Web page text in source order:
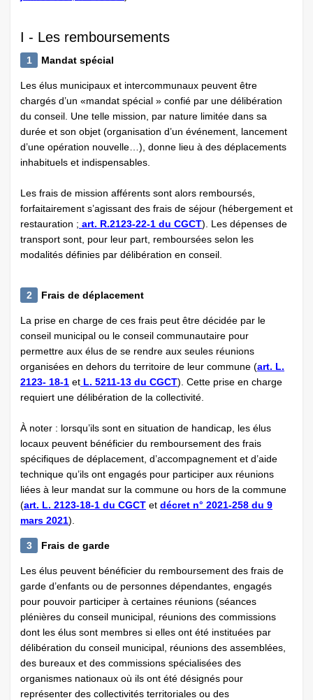
I - Les remboursements
1 Mandat spécial
Les élus municipaux et intercommunaux peuvent être
chargés d’un «mandat spécial » confié par une délibération
du conseil. Une telle mission, par nature limitée dans sa
durée et son objet (organisation d’un événement, lancement
d’une opération nouvelle…), donne lieu à des déplacements
inhabituels et indispensables.
Les frais de mission afférents sont alors remboursés,
forfaitairement s’agissant des frais de séjour (hébergement et
restauration ; art. R.2123-22-1 du CGCT). Les dépenses de
transport sont, pour leur part, remboursées selon les
modalités définies par délibération en conseil.
2 Frais de déplacement
La prise en charge de ces frais peut être décidée par le
conseil municipal ou le conseil communautaire pour
permettre aux élus de se rendre aux seules réunions
organisées en dehors du territoire de leur commune (art. L.
2123- 18-1 et L. 5211-13 du CGCT). Cette prise en charge
requiert une délibération de la collectivité.
À noter : lorsqu’ils sont en situation de handicap, les élus
locaux peuvent bénéficier du remboursement des frais
spécifiques de déplacement, d’accompagnement et d’aide
technique qu’ils ont engagés pour participer aux réunions
liées à leur mandat sur la commune ou hors de la commune
(art. L. 2123-18-1 du CGCT et décret n° 2021-258 du 9
mars 2021).
3 Frais de garde
Les élus peuvent bénéficier du remboursement des frais de
garde d’enfants ou de personnes dépendantes, engagés
pour pouvoir participer à certaines réunions (séances
plénières du conseil municipal, réunions des commissions
dont les élus sont membres si elles ont été instituées par
délibération du conseil municipal, réunions des assemblées,
des bureaux et des commissions spécialisées des
organismes nationaux où ils ont été désignés pour
représenter des collectivités territoriales ou des